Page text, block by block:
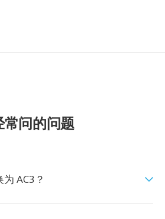
常问的问题
AC3？